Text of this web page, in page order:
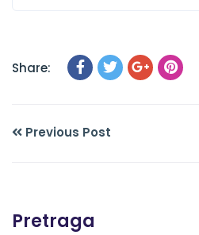
Share:
Previous Post
Pretraga